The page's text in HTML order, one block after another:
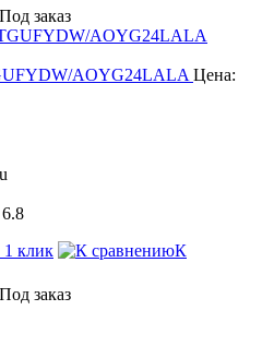
Под заказ
AOYG24LALA Цена:
1 клик
К
Под заказ